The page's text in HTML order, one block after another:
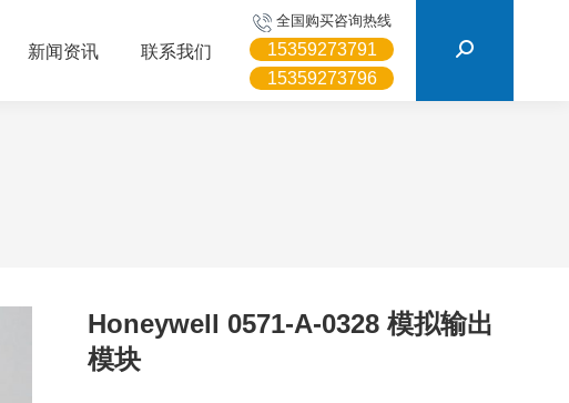
新闻资讯 联系我们
全国购买咨询热线
15359273791
15359273796
Honeywell 0571-A-0328 模拟输出
模块